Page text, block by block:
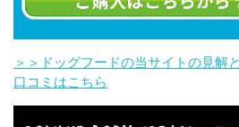
＞＞ドッグフードの当サイトの見解
口コミはこちら